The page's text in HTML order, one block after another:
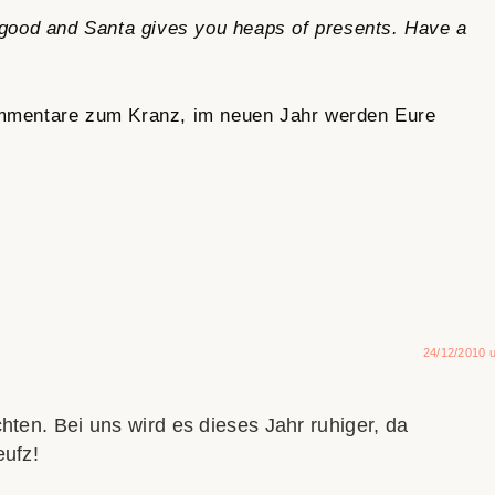
and Santa gives you heaps of presents. Have a
zum Kranz, im neuen Jahr werden Eure
24/12/2010
Bei uns wird es dieses Jahr ruhiger, da